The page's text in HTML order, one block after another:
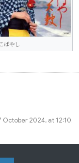
ばやし
October 2024, at 12:10.